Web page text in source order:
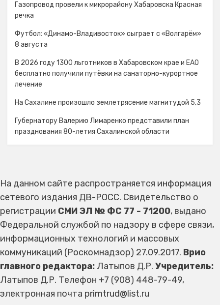
Газопровод провели к микрорайону Хабаровска Красная
речка
Футбол: «Динамо-Владивосток» сыграет с «Волгарём»
8 августа
В 2026 году 1300 льготников в Хабаровском крае и ЕАО
бесплатно получили путёвки на санаторно-курортное
лечение
На Сахалине произошло землетрясение магнитудой 5,3
Губернатору Валерию Лимаренко представили план
празднования 80-летия Сахалинской области
На данном сайте распространяется информация
сетевого издания ДВ-РОСС. Свидетельство о
регистрации СМИ ЭЛ № ФС 77 - 71200, выдано
Федеральной службой по надзору в сфере связи,
информационных технологий и массовых
коммуникаций (Роскомнадзор) 27.09.2017. Врио
главного редактора: Латыпов Д.Р. Учредитель:
Латыпов Д.Р. Телефон +7 (908) 448-79-49,
электронная почта primtrud@list.ru